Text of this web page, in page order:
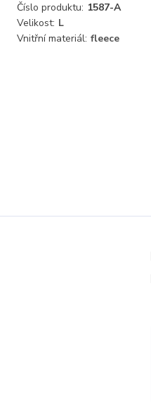
Číslo produktu: 1587-A
Velikost: L
Vnitřní materiál: fleece